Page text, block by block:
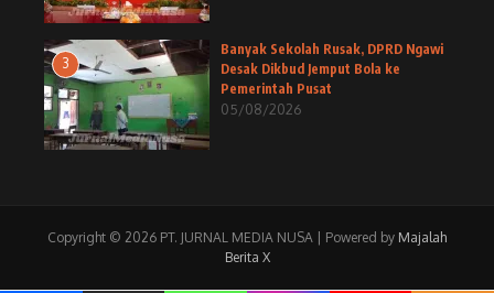
3
Banyak Sekolah Rusak, DPRD Ngawi
Desak Dikbud Jemput Bola ke
Pemerintah Pusat
05/08/2026
Copyright © 2026 PT. JURNAL MEDIA NUSA | Powered by Majalah
Berita X